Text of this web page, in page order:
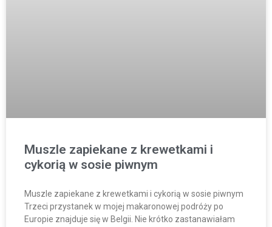
Muszle zapiekane z krewetkami i
cykorią w sosie piwnym
Muszle zapiekane z krewetkami i cykorią w sosie piwnym
Trzeci przystanek w mojej makaronowej podróży po
Europie znajduje się w Belgii. Nie krótko zastanawiałam